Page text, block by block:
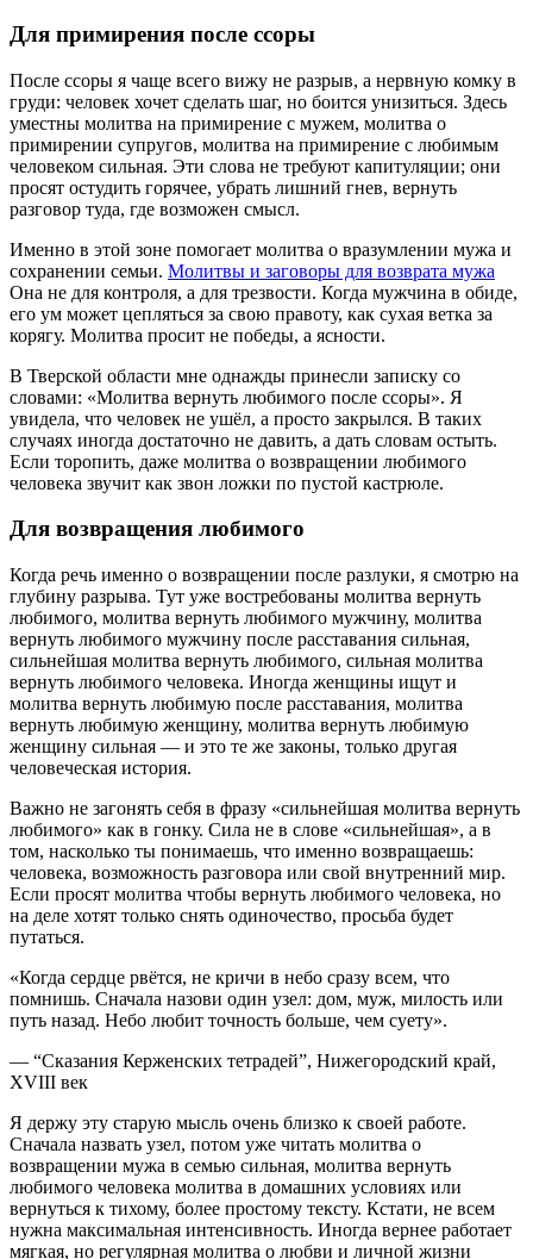
Для примирения после ссоры
После ссоры я чаще всего вижу не разрыв, а нервную комку в
груди: человек хочет сделать шаг, но боится унизиться. Здесь
уместны молитва на примирение с мужем, молитва о
примирении супругов, молитва на примирение с любимым
человеком сильная. Эти слова не требуют капитуляции; они
просят остудить горячее, убрать лишний гнев, вернуть
разговор туда, где возможен смысл.
Именно в этой зоне помогает молитва о вразумлении мужа и
сохранении семьи. Молитвы и заговоры для возврата мужа
Она не для контроля, а для трезвости. Когда мужчина в обиде,
его ум может цепляться за свою правоту, как сухая ветка за
корягу. Молитва просит не победы, а ясности.
В Тверской области мне однажды принесли записку со
словами: «Молитва вернуть любимого после ссоры». Я
увидела, что человек не ушёл, а просто закрылся. В таких
случаях иногда достаточно не давить, а дать словам остыть.
Если торопить, даже молитва о возвращении любимого
человека звучит как звон ложки по пустой кастрюле.
Для возвращения любимого
Когда речь именно о возвращении после разлуки, я смотрю на
глубину разрыва. Тут уже востребованы молитва вернуть
любимого, молитва вернуть любимого мужчину, молитва
вернуть любимого мужчину после расставания сильная,
сильнейшая молитва вернуть любимого, сильная молитва
вернуть любимого человека. Иногда женщины ищут и
молитва вернуть любимую после расставания, молитва
вернуть любимую женщину, молитва вернуть любимую
женщину сильная — и это те же законы, только другая
человеческая история.
Важно не загонять себя в фразу «сильнейшая молитва вернуть
любимого» как в гонку. Сила не в слове «сильнейшая», а в
том, насколько ты понимаешь, что именно возвращаешь:
человека, возможность разговора или свой внутренний мир.
Если просят молитва чтобы вернуть любимого человека, но
на деле хотят только снять одиночество, просьба будет
путаться.
«Когда сердце рвётся, не кричи в небо сразу всем, что
помнишь. Сначала назови один узел: дом, муж, милость или
путь назад. Небо любит точность больше, чем суету».
— “Сказания Керженских тетрадей”, Нижегородский край,
XVIII век
Я держу эту старую мысль очень близко к своей работе.
Сначала назвать узел, потом уже читать молитва о
возвращении мужа в семью сильная, молитва вернуть
любимого человека молитва в домашних условиях или
вернуться к тихому, более простому тексту. Кстати, не всем
нужна максимальная интенсивность. Иногда вернее работает
мягкая, но регулярная молитва о любви и личной жизни